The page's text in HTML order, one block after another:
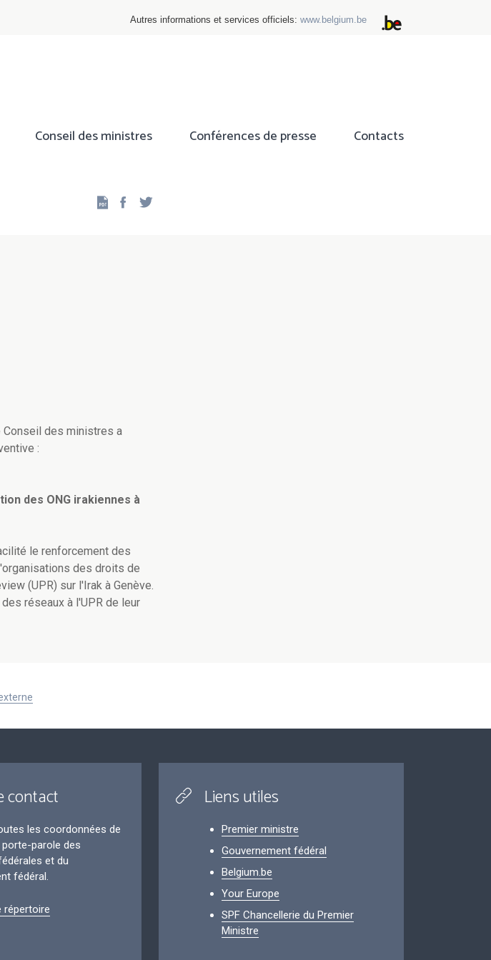
Autres informations et services officiels: www.belgium.be
Conseil des ministres Conférences de presse Contacts
Facebook
Conseil des ministres a
:
des ONG irakiennes à
le renforcement des
des droits de
(UPR) sur l'Irak à Genève.
réseaux à l'UPR de leur
contact
les coordonnées de
parole des
et du
fédéral.
répertoire
Liens utiles
Premier ministre
Gouvernement fédéral
Belgium.be
Your Europe
SPF Chancellerie du Premier
Ministre